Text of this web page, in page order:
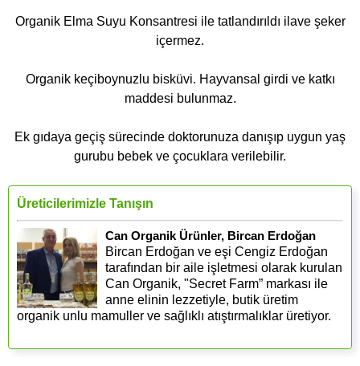
Organik Elma Suyu Konsantresi ile tatlandırıldı ilave şeker
içermez.
Organik keçiboynuzlu bisküvi. Hayvansal girdi ve katkı
maddesi bulunmaz.
Ek gıdaya geçiş sürecinde doktorunuza danışıp uygun yaş
gurubu bebek ve çocuklara verilebilir.
Üreticilerimizle Tanışın
Can Organik Ürünler, Bircan Erdoğan
Bircan Erdoğan ve eşi Cengiz Erdoğan
tarafından bir aile işletmesi olarak kurulan
Can Organik, "Secret Farm” markası ile
anne elinin lezzetiyle, butik üretim
organik unlu mamuller ve sağlıklı atıştırmalıklar üretiyor.